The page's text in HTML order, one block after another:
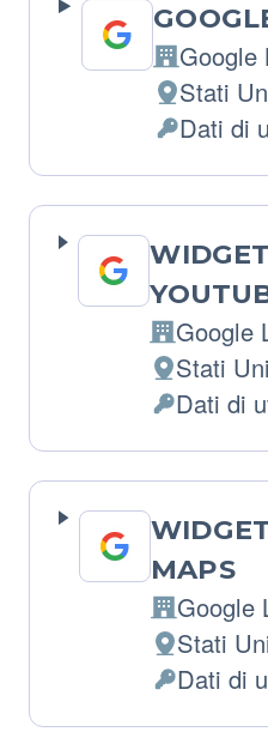
Azienda:
Google
Luogo
del
Stati
Dati
Personali
trattati:
Dati di
Azienda:
Google
Luogo
del
Stati
Dati
Personali
trattati:
Dati di
MAPS
Azienda:
Google
Luogo
del
Stati
Dati
Personali
Dati di